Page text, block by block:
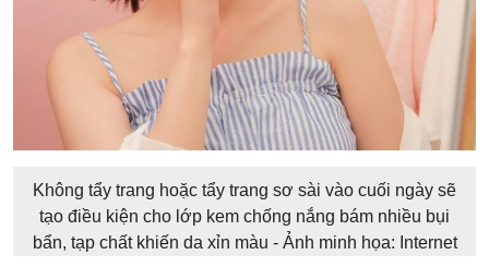
Không tẩy trang hoặc tẩy trang sơ sài vào cuối ngày sẽ
tạo điều kiện cho lớp kem chống nắng bám nhiều bụi
bẩn, tạp chất khiến da xỉn màu - Ảnh minh họa: Internet